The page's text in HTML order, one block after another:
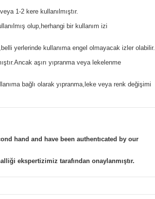
1-2 kere kullanılmıştır.
olup,herhangi bir kullanım izi
yerlerinde kullanıma engel olmayacak izler olabilir.
aşırı yıpranma veya lekelenme
bağlı olarak yıpranma,leke veya renk değişimi
hand and have been authentıcated by our
ekspertizimiz tarafından onaylanmıştır.